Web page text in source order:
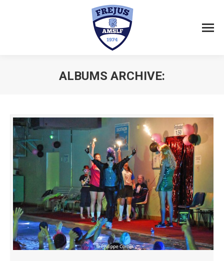
ALBUMS ARCHIVE: